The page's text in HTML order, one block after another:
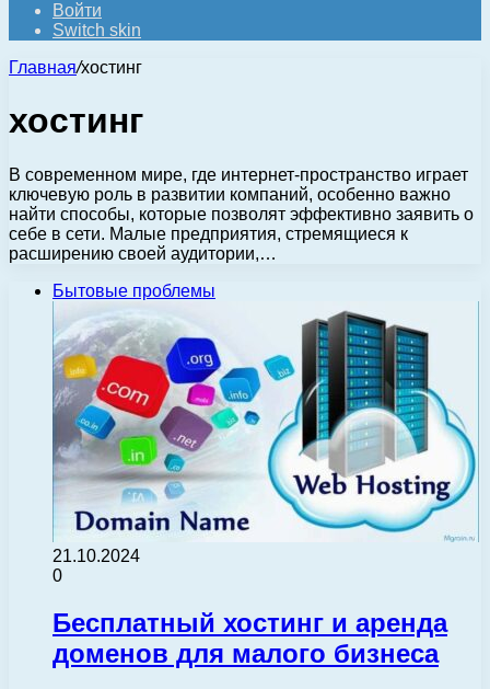
Войти
Switch skin
Главная/хостинг
хостинг
В современном мире, где интернет-пространство играет
ключевую роль в развитии компаний, особенно важно
найти способы, которые позволят эффективно заявить о
себе в сети. Малые предприятия, стремящиеся к
расширению своей аудитории,…
Бытовые проблемы
21.10.2024
0
Бесплатный хостинг и аренда
доменов для малого бизнеса